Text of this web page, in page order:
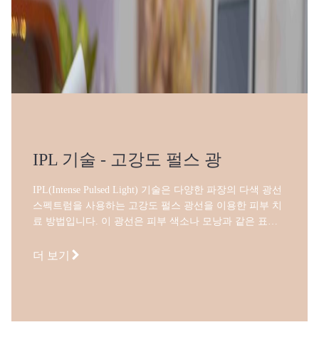
IPL 기술 - 고강도 펄스 광
IPL(Intense Pulsed Light) 기술은 다양한 파장의 다색 광선
스펙트럼을 사용하는 고강도 펄스 광선을 이용한 피부 치
료 방법입니다. 이 광선은 피부 색소나 모낭과 같은 표적
여드름 및 제모를 효과적으로 치료하는 데 도움이 됩니다.
더 보기